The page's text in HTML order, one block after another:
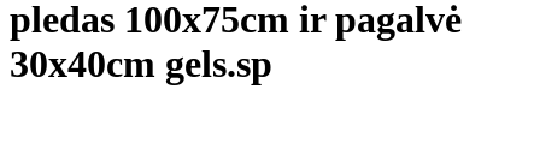
pledas 100x75cm ir pagalvė
30x40cm gels.sp